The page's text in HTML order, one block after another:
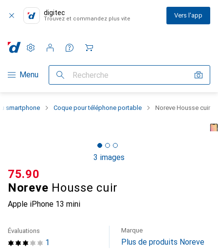
digitec
Trouvez et commandez plus vite Vers l'app
Navigation par catégorie
Menu Recherche
Paramètres
Compte client
Listes de comparaison
Listes d'envies
Panier
smartphone Coque pour téléphone portable Noreve Housse cuir
3 images
Noreve Housse cuir
Apple iPhone 13 mini
CHF
75.90
1
Évaluations Marque
Plus de produits Noreve